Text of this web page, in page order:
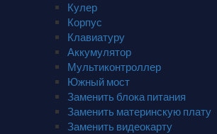
Кулер
Корпус
Клавиатуру
Аккумулятор
Мультиконтроллер
Южный мост
Заменить блока питания
Заменить материнскую плату
Заменить видеокарту